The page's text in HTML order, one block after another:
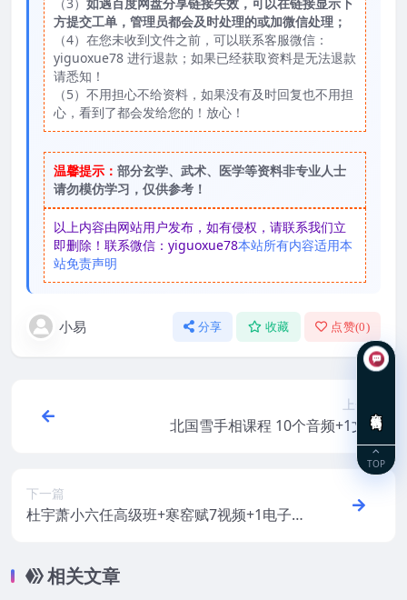
方提交工单，管理员都会及时处理的或加微信处理；
（4）在您未收到文件之前，可以联系客服微信：
yiguoxue78 进行退款；如果已经获取资料是无法退款
请悉知！
（5）不用担心不给资料，如果没有及时回复也不用担
心，看到了都会发给您的！放心！
温馨提示： 部分玄学、武术、医学等资料非专业人士
请勿模仿学习，仅供参考！
以上内容由网站用户发布，如有侵权，请联系我们立
即删除！联系微信：yiguoxue78本站所有内容适用本
站免责声明
小易 分享 收藏 点赞(0)
上一篇
北国雪手相课程 10个音频+1文档
下一篇
杜宇萧小六任高级班+寒窑赋7视频+1电子资
相关文章
TOP